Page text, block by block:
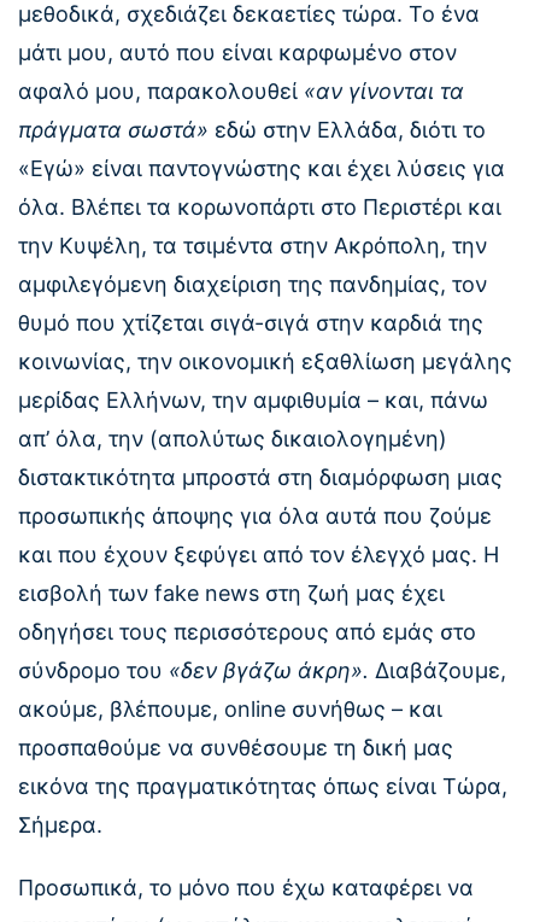
μεθοδικά, σχεδιάζει δεκαετίες τώρα. Το ένα
μάτι μου, αυτό που είναι καρφωμένο στον
αφαλό μου, παρακολουθεί «αν γίνονται τα
πράγματα σωστά» εδώ στην Ελλάδα, διότι το
«Εγώ» είναι παντογνώστης και έχει λύσεις για
όλα. Βλέπει τα κορωνοπάρτι στο Περιστέρι και
την Κυψέλη, τα τσιμέντα στην Ακρόπολη, την
αμφιλεγόμενη διαχείριση της πανδημίας, τον
θυμό που χτίζεται σιγά-σιγά στην καρδιά της
κοινωνίας, την οικονομική εξαθλίωση μεγάλης
μερίδας Ελλήνων, την αμφιθυμία – και, πάνω
απ’ όλα, την (απολύτως δικαιολογημένη)
διστακτικότητα μπροστά στη διαμόρφωση μιας
προσωπικής άποψης για όλα αυτά που ζούμε
και που έχουν ξεφύγει από τον έλεγχό μας. Η
εισβολή των fake news στη ζωή μας έχει
οδηγήσει τους περισσότερους από εμάς στο
σύνδρομο του «δεν βγάζω άκρη». Διαβάζουμε,
ακούμε, βλέπουμε, online συνήθως – και
προσπαθούμε να συνθέσουμε τη δική μας
εικόνα της πραγματικότητας όπως είναι Τώρα,
Σήμερα.
Προσωπικά, το μόνο που έχω καταφέρει να